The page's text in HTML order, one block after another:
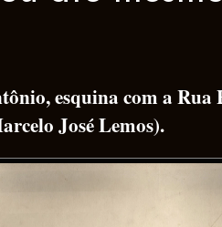
esquina com a Rua
José Lemos).